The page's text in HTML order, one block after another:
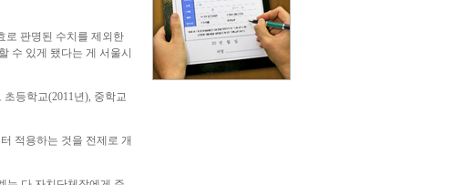
로 판명된 수치를 제외한
수 있게 됐다는 게 서울시
등학교(2011년), 중학교
적용하는 것을 전제로 개